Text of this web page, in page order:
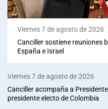
Viernes 7 de agosto de 2026
Canciller sostiene reuniones
España e Israel
Viernes 7 de agosto de 2026
Canciller acompaña a
presidente electo de Colombia